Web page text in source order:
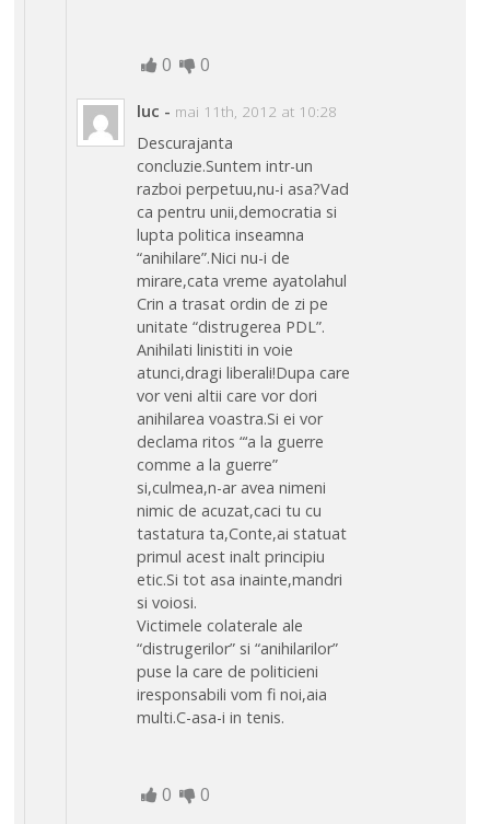
0 0
luc - mai 11th, 2012 at 10:28
Descurajanta
concluzie.Suntem intr-un
razboi perpetuu,nu-i asa?Vad
ca pentru unii,democratia si
lupta politica inseamna
“anihilare”.Nici nu-i de
mirare,cata vreme ayatolahul
Crin a trasat ordin de zi pe
unitate “distrugerea PDL”.
Anihilati linistiti in voie
atunci,dragi liberali!Dupa care
vor veni altii care vor dori
anihilarea voastra.Si ei vor
declama ritos “‘a la guerre
comme a la guerre”
si,culmea,n-ar avea nimeni
nimic de acuzat,caci tu cu
tastatura ta,Conte,ai statuat
primul acest inalt principiu
etic.Si tot asa inainte,mandri
si voiosi.
Victimele colaterale ale
“distrugerilor” si “anihilarilor”
puse la care de politicieni
iresponsabili vom fi noi,aia
multi.C-asa-i in tenis.
0 0